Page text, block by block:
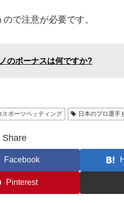
で注意が必要です。
のボーナスは何ですか?
スポーツベッティング 日本のプロ選手
Share
Facebook
Pinterest